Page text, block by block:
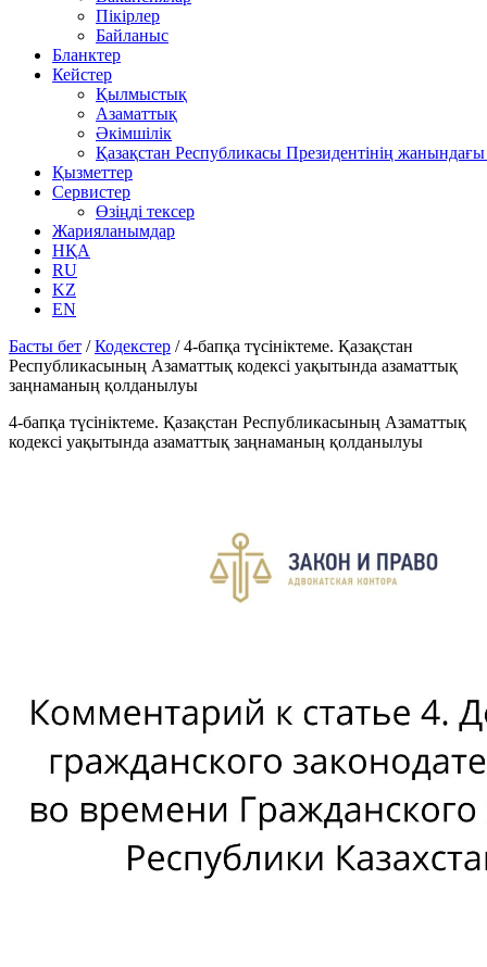
Пікірлер
Байланыс
Бланктер
Кейстер
Қылмыстық
Азаматтық
Әкімшілік
Қазақстан Республикасы Президентінің
Қызметтер
Сервистер
Өзіңді тексер
Жарияланымдар
НҚА
RU
KZ
EN
Басты бет /Кодекстер /4-бапқа түсініктеме. Қазақстан
Республикасының Азаматтық кодексі уақытында азаматтық
заңнаманың қолданылуы
4-бапқа түсініктеме. Қазақстан Республикасының Азаматтық
кодексі уақытында азаматтық заңнаманың қолданылуы